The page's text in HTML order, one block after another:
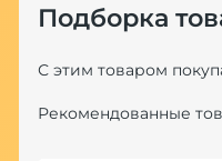
Подборка
С этим товаром
Рекомендованные